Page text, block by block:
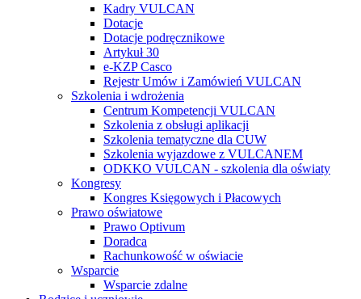
Kadry VULCAN
Dotacje
Dotacje podręcznikowe
Artykuł 30
e-KZP Casco
Rejestr Umów i Zamówień VULCAN
Szkolenia i wdrożenia
Centrum Kompetencji VULCAN
Szkolenia z obsługi aplikacji
Szkolenia tematyczne dla CUW
Szkolenia wyjazdowe z VULCANEM
ODKKO VULCAN - szkolenia dla oświaty
Kongresy
Kongres Księgowych i Płacowych
Prawo oświatowe
Prawo Optivum
Doradca
Rachunkowość w oświacie
Wsparcie
Wsparcie zdalne